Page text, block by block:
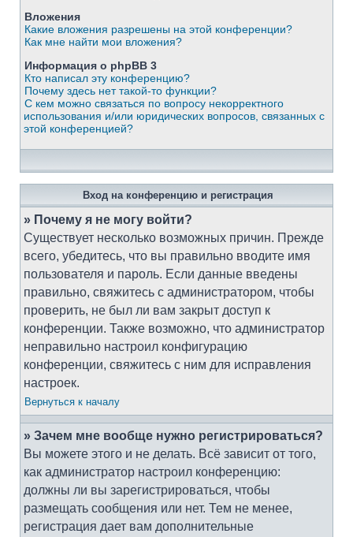
Вложения
Какие вложения разрешены на этой конференции?
Как мне найти мои вложения?
Информация о phpBB 3
Кто написал эту конференцию?
Почему здесь нет такой-то функции?
С кем можно связаться по вопросу некорректного
использования и/или юридических вопросов, связанных с
этой конференцией?
Вход на конференцию и регистрация
» Почему я не могу войти?
Существует несколько возможных причин. Прежде
всего, убедитесь, что вы правильно вводите имя
пользователя и пароль. Если данные введены
правильно, свяжитесь с администратором, чтобы
проверить, не был ли вам закрыт доступ к
конференции. Также возможно, что администратор
неправильно настроил конфигурацию
конференции, свяжитесь с ним для исправления
настроек.
Вернуться к началу
» Зачем мне вообще нужно регистрироваться?
Вы можете этого и не делать. Всё зависит от того,
как администратор настроил конференцию:
должны ли вы зарегистрироваться, чтобы
размещать сообщения или нет. Тем не менее,
регистрация дает вам дополнительные